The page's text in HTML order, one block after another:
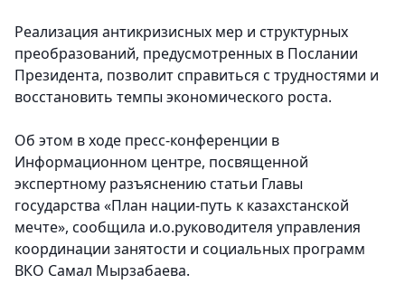
Реализация антикризисных мер и структурных
преобразований, предусмотренных в Послании
Президента, позволит справиться с трудностями и
восстановить темпы экономического роста.
Об этом в ходе пресс-конференции в
Информационном центре, посвященной
экспертному разъяснению статьи Главы
государства «План нации-путь к казахстанской
мечте», сообщила и.о.руководителя управления
координации занятости и социальных программ
ВКО Самал Мырзабаева.